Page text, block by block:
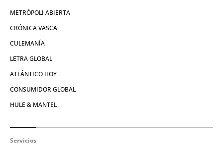
METRÓPOLI ABIERTA
CRÓNICA VASCA
CULEMANÍA
LETRA GLOBAL
ATLÁNTICO HOY
CONSUMIDOR GLOBAL
HULE & MANTEL
Servicios